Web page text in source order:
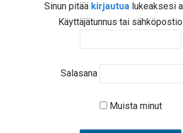
Sinun pitää kirjautua lukeaksesi
Käyttäjätunnus tai
Salasana
Muista minut